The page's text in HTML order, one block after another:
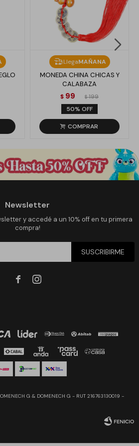
LlegaMAÑANA
MONEDA CHINA CHICAS Y
CALABAZA
$ 99 $ 199
50
Newsletter
y accedé a un 10% off en tu primera
compra!
SUSCRIBIRME
 
G & DOMENECH G - RUT 216763130019 -